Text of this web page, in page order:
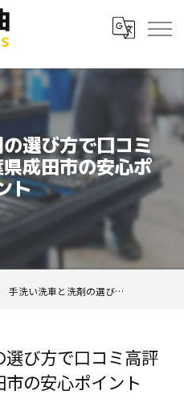
選び方で口コミ
成田市の安心ポ
ト
手洗い洗車と洗剤の選び方で口コミ高評価を得る千葉県成田市の安心ポイント
び方で口コミ高評
の安心ポイント